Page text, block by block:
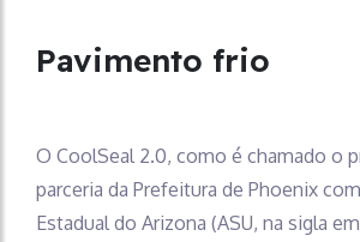
Pavimento frio
O CoolSeal 2.0, como é chamado o
parceria da Prefeitura de Phoenix
Estadual do Arizona (ASU, na sigla